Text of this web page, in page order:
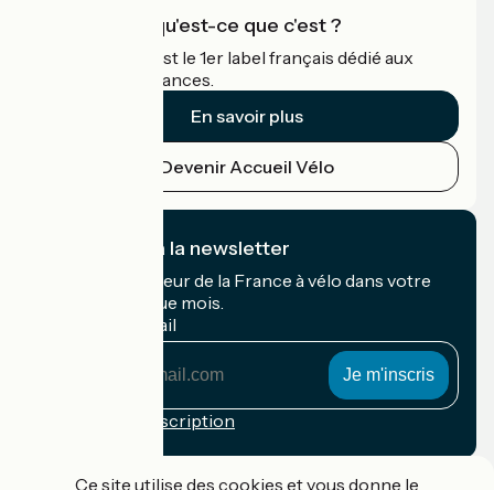
Accueil Vélo qu'est-ce que c'est ?
Accueil Vélo c'est le 1er label français dédié aux
cyclistes en vacances.
En savoir plus
Devenir Accueil Vélo
Je m'abonne à la newsletter
Recevez le meilleur de la France à vélo dans votre
boîte mail chaque mois.
Mon adresse mail
Conditions d'inscription
Ce site utilise des cookies et vous donne le